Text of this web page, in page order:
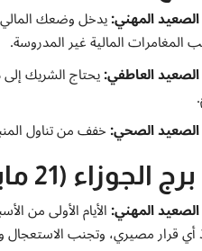
المهني:يدخل وضعك المالي
المغامرات المالية غير المدروسة.
العاطفي:يحتاج الشريك إلى
الصحي:خفف من تناول
الجوزاء (21 مايو - 20 يونيو)
المهني:الأيام الأولى من
أي قرار مصيري، وتجنب